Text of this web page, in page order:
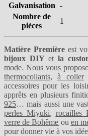
Galvanisation -
Nombre de
pièces
1
Matière Première est
bijoux DIY etla
mode. Nous vous
thermocollants,à coller
accessoires pour les
apprêts en plusieurs
925… mais aussi une
perles Miyuki, rocailles
verre de Bohême ou en
pour donner vie à vos